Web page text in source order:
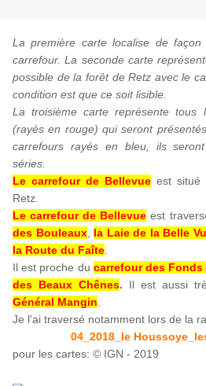
La première carte localise de façon
carrefour. La seconde carte
possible de la forêt de Retz avec le
condition est que ce soit lisible.
La troisième carte représente tous
(rayés en rouge) qui seront
carrefours rayés en bleu, ils
séries.
Le carrefour de Bellevue est situé
Retz.
Le carrefour de Bellevue est
des Bouleaux, la Laie de la Belle
la Route du Faîte
Il est proche du carrefour des Fonds
des Beaux Chênes. Il est aussi
Général Mangin
Je l'ai traversé notamment lors de la
04_2018_le
pour les cartes: © IGN - 2019